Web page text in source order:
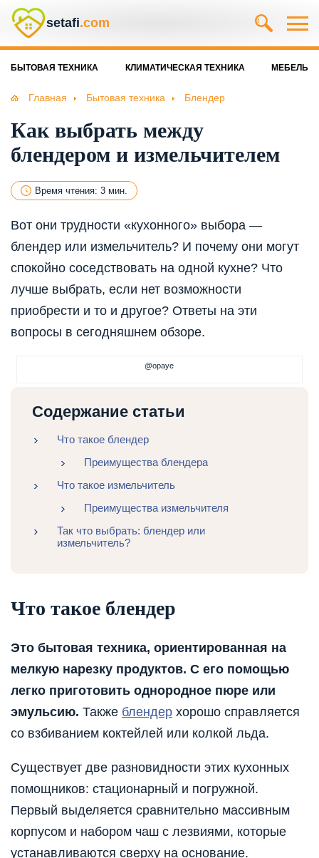
setafi.com
БЫТОВАЯ ТЕХНИКА КЛИМАТИЧЕСКАЯ ТЕХНИКА МЕБЕЛЬ
Главная Бытовая техника Блендер
Как выбрать между
блендером и измельчителем
Время чтения: 3 мин.
Вот они трудности «кухонного» выбора —
блендер или измельчитель? И почему они могут
спокойно соседствовать на одной кухне? Что
лучше выбрать, если нет возможности
приобрести и то и другое? Ответы на эти
вопросы в сегодняшнем обзоре.
@opaye
Содержание статьи
Что такое блендер
Преимущества блендера
Что такое измельчитель
Преимущества измельчителя
Так что выбрать: блендер или
измельчитель?
Что такое блендер
Это бытовая техника, ориентированная на
мелкую нарезку продуктов. С его помощью
легко приготовить однородное пюре или
эмульсию. Также блендер хорошо справляется
со взбиванием коктейлей или колкой льда.
Существует две разновидности этих кухонных
помощников: стационарный и погружной.
Первый выделяется сравнительно массивным
корпусом и набором чаш с лезвиями, которые
устанавливаются сверху на основание.